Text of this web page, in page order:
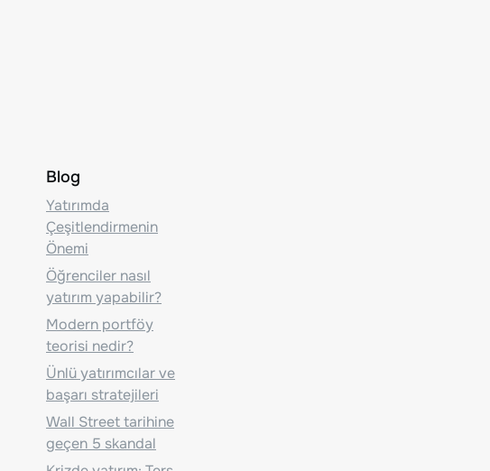
Blog
Yatırımda
Çeşitlendirmenin
Önemi
Öğrenciler nasıl
yatırım yapabilir?
Modern portföy
teorisi nedir?
Ünlü yatırımcılar ve
başarı stratejileri
Wall Street tarihine
geçen 5 skandal